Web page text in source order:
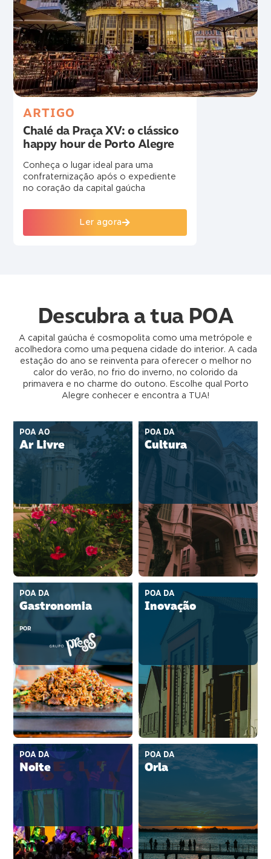
ARTIGO
Chalé da Praça XV: o clássico
happy hour de Porto Alegre
Conheça o lugar ideal para uma
confraternização após o expediente
no coração da capital gaúcha
Ler agora
Descubra a tua POA
A capital gaúcha é cosmopolita como uma metrópole e
acolhedora como uma pequena cidade do interior. A cada
estação do ano se reinventa para oferecer o melhor no
calor do verão, no frio do inverno, no colorido da
primavera e no charme do outono. Escolhe qual Porto
Alegre conhecer e encontra a TUA!
POA AO
Ar Livre
POA DA
Cultura
POA DA
Gastronomia
POR
POA DA
Inovação
POA DA
Noite
POA DA
Orla